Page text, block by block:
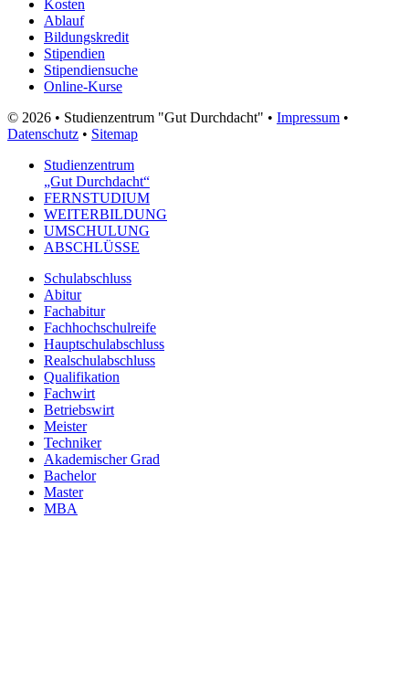
Kosten
Ablauf
Bildungskredit
Stipendien
Stipendiensuche
Online-Kurse
© 2026 • Studienzentrum "Gut Durchdacht" • Impressum •
Datenschutz • Sitemap
Studienzentrum
„Gut Durchdacht“
FERNSTUDIUM
WEITERBILDUNG
UMSCHULUNG
ABSCHLÜSSE
Schulabschluss
Abitur
Fachabitur
Fachhochschulreife
Hauptschulabschluss
Realschulabschluss
Qualifikation
Fachwirt
Betriebswirt
Meister
Techniker
Akademischer Grad
Bachelor
Master
MBA